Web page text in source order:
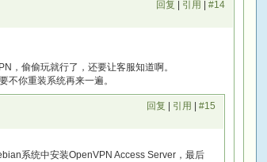
回复 引用 #14
，偷偷玩就行了，还要让客服知道啊。
不你重装系统再来一遍。
回复 引用 #15
系统中安装OpenVPN Access Server，最后